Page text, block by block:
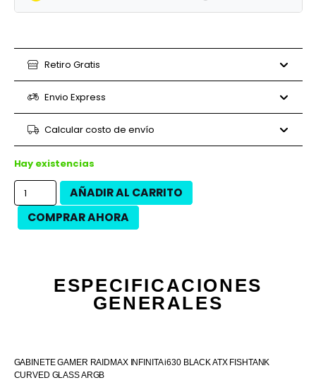
3 cuotas $88.933 $266.800
6 cuotas $44.467 $266.800
12 cuotas $266.800
3 cuotas $230.000
6 cuotas $252.080
9 cuotas
Retiro Gratis
Envio Express
Calcular costo de envío
Hay existencias
AÑADIR AL CARRITO
COMPRAR AHORA
ESPECIFICACIONES
GENERALES
GABINETE GAMER RAIDMAX INFINITA i630 BLACK ATX FISHTANK
CURVED GLASS ARGB